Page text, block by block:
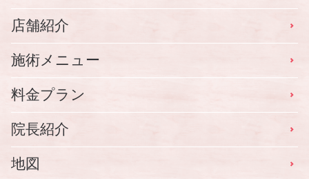
店舗紹介
施術メニュー
料金プラン
院長紹介
地図